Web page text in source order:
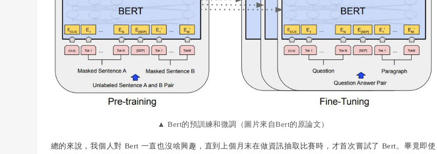
▲ Bert的預訓練和微調（圖片來自Bert的原論文）
總的來說，我個人對 Bert 一直也沒啥興趣，直到上個月末在做資訊抽取比賽時，才首次嘗試了 Bert。畢竟即使